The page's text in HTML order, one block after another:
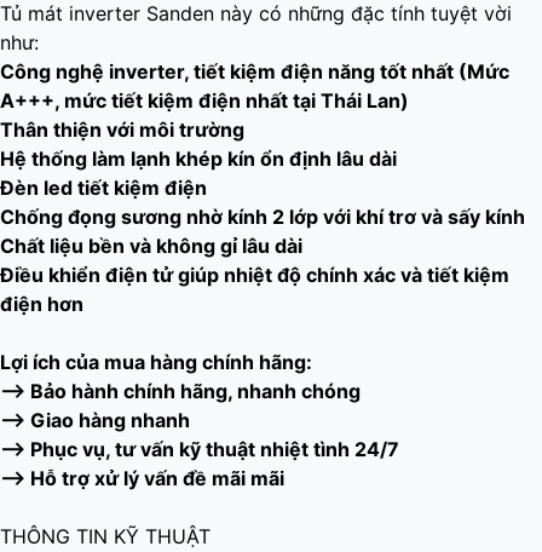
Tủ mát inverter Sanden này có những đặc tính tuyệt vời
như:
Công nghệ inverter, tiết kiệm điện năng tốt nhất (Mức
A+++, mức tiết kiệm điện nhất tại Thái Lan)
Thân thiện với môi trường
Hệ thống làm lạnh khép kín ổn định lâu dài
Đèn led tiết kiệm điện
Chống đọng sương nhờ kính 2 lớp với khí trơ và sấy kính
Chất liệu bền và không gỉ lâu dài
Điều khiển điện tử giúp nhiệt độ chính xác và tiết kiệm
điện hơn
Lợi ích của mua hàng chính hãng:
–> Bảo hành chính hãng, nhanh chóng
–> Giao hàng nhanh
–> Phục vụ, tư vấn kỹ thuật nhiệt tình 24/7
–> Hỗ trợ xử lý vấn đề mãi mãi
THÔNG TIN KỸ THUẬT